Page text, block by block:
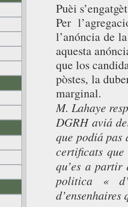
Puèi
Per
l’anóncia de
aquesta
que los
pòstes, la
marginal.
M. Lahaye
DGRH aviá
que podiá pas
certificats
qu’es a partir
politica «